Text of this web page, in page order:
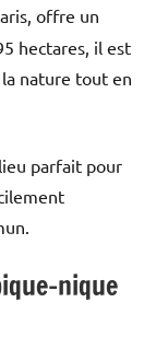
offre un
hectares, il est
nature tout en
parfait pour
nique